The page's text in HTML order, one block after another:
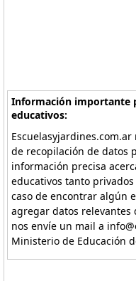
Información importante
educativos:
de recopilación de datos
información precisa
educativos tanto
caso de encontrar algún
agregar datos
nos envíe un mail a
Ministerio de Educación